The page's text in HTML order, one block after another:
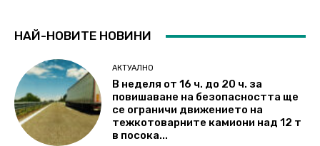
НАЙ-НОВИТЕ НОВИНИ
АКТУАЛНО
В неделя от 16 ч. до 20 ч. за
повишаване на безопасността ще
се ограничи движението на
тежкотоварните камиони над 12 т
в посока...